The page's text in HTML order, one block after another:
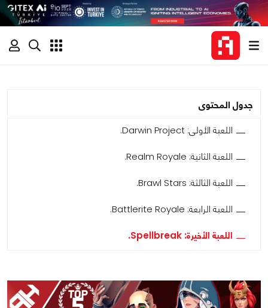
جدول المحتوى
اللعبة الأولى: Darwin Project.
اللعبة الثانية: Realm Royale.
اللعبة الثالثة: Brawl Stars.
اللعبة الرابعة: Battlerite Royale.
اللعبة الأخيرة: Spellbreak.